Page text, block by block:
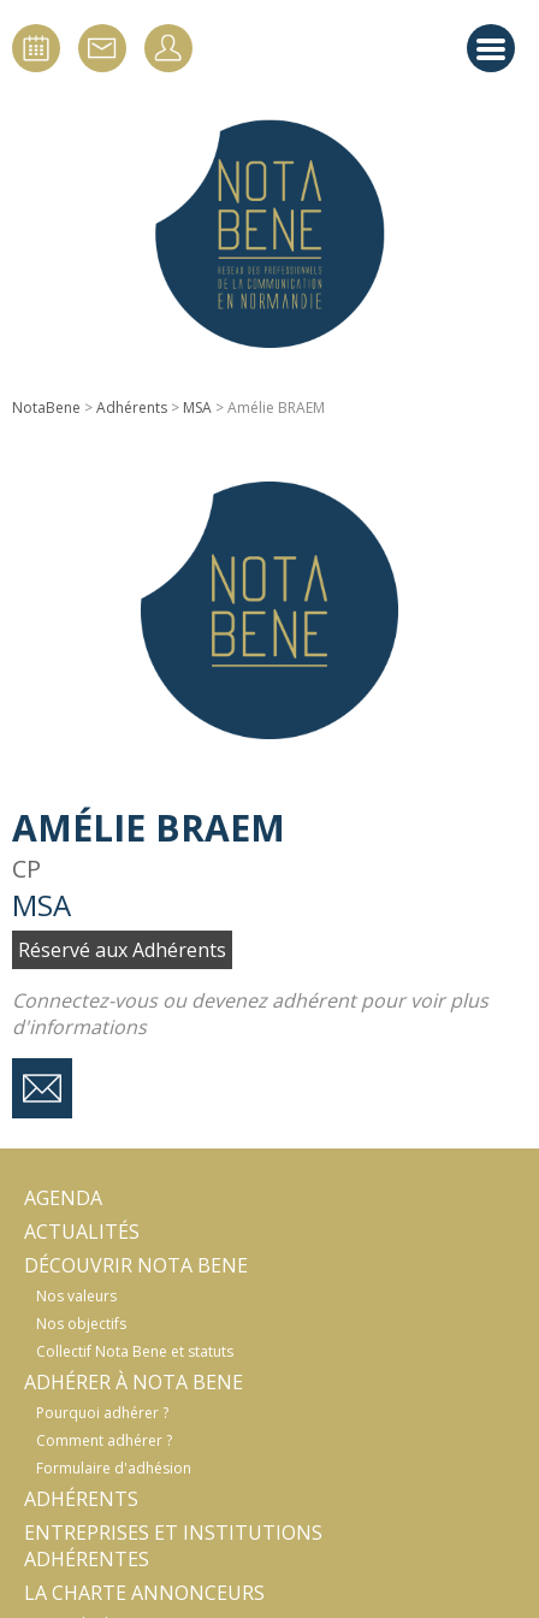
NotaBene >Adhérents > MSA > Amélie BRAEM
AMÉLIE BRAEM
CP
MSA
Réservé aux Adhérents
Connectez-vous ou devenez adhérent pour voir plus
d'informations
AGENDA
ACTUALITÉS
DÉCOUVRIR NOTA BENE
Nos valeurs
Nos objectifs
Collectif Nota Bene et statuts
ADHÉRER À NOTA BENE
Pourquoi adhérer ?
Comment adhérer ?
Formulaire d'adhésion
ADHÉRENTS
ENTREPRISES ET INSTITUTIONS
ADHÉRENTES
LA CHARTE ANNONCEURS